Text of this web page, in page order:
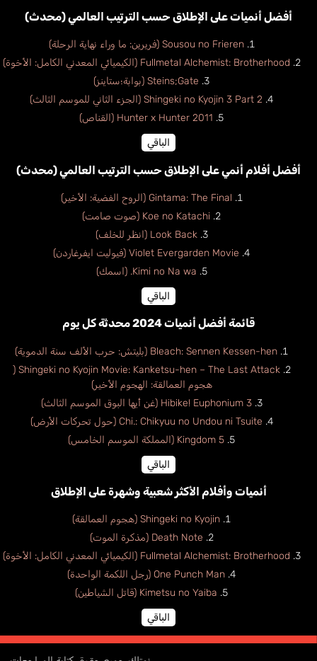
أفضل أنميات على الإطلاق حسب الترتيب العالمي (محدث)
Sousou no Frieren (فريرين: ما وراء نهاية الرحلة)
Fullmetal Alchemist: Brotherhood (الكيميائي المعدني الكامل: الأخوة)
Steins;Gate (بوابة؛ستاينز)
Shingeki no Kyojin 3 Part 2 (الجزء الثاني للموسم الثالث)
Hunter x Hunter 2011 (القناص)
الباقي
أفضل أفلام أنمي على الإطلاق حسب الترتيب العالمي (محدث)
Gintama: The Final (الروح الفضية: الأخير)
Koe no Katachi (صوت صامت)
Look Back (انظر للخلف)
Violet Evergarden Movie (فيوليت ايفرغاردن)
Kimi no Na wa. (اسمك)
الباقي
قائمة أفضل أنميات 2024 محدثة كل يوم
Bleach: Sennen Kessen-hen (بليتش: حرب الألف سنة الدموية)
Shingeki no Kyojin Movie: Kanketsu-hen – The Last Attack (
هجوم العمالقة: الهجوم الأخير)
Hibike! Euphonium 3 (غن أيها البوق الموسم الثالث)
Chi.: Chikyuu no Undou ni Tsuite (حول تحركات الأرض)
Kingdom 5 (المملكة الموسم الخامس)
الباقي
أنميات وأفلام الأكثر شعبية وشهرة على الإطلاق
Shingeki no Kyojin (هجوم العمالقة)
Death Note (مذكرة الموت)
Fullmetal Alchemist: Brotherhood (الكيميائي المعدني الكامل: الأخوة)
One Punch Man (رجل اللكمة الواحدة)
Kimetsu no Yaiba (قاتل الشياطين)
الباقي